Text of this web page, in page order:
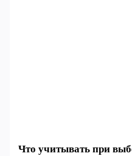
Что учитывать при